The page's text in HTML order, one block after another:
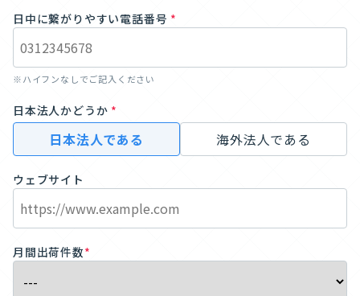
日中に繋がりやすい電話番号 *
※ハイフンなしでご記入ください
日本法人かどうか *
日本法人である 海外法人である
ウェブサイト
月間出荷件数*